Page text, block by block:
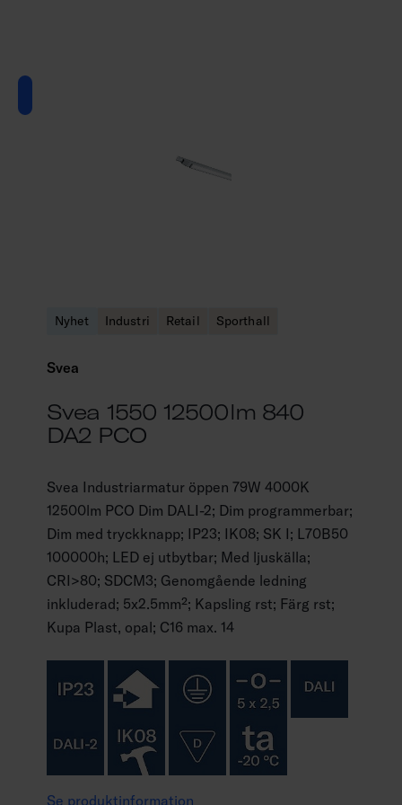
Nyhet Industri Retail Sporthall
Svea
Svea 1550 12500lm 840
DA2 PCO
Svea Industriarmatur öppen 79W 4000K
12500lm PCO Dim DALI-2; Dim programmerbar;
Dim med tryckknapp; IP23; IK08; SK I; L70B50
100000h; LED ej utbytbar; Med ljuskälla;
CRI>80; SDCM3; Genomgående ledning
inkluderad; 5x2.5mm²; Kapsling rst; Färg rst;
Kupa Plast, opal; C16 max. 14
Se produktinformation